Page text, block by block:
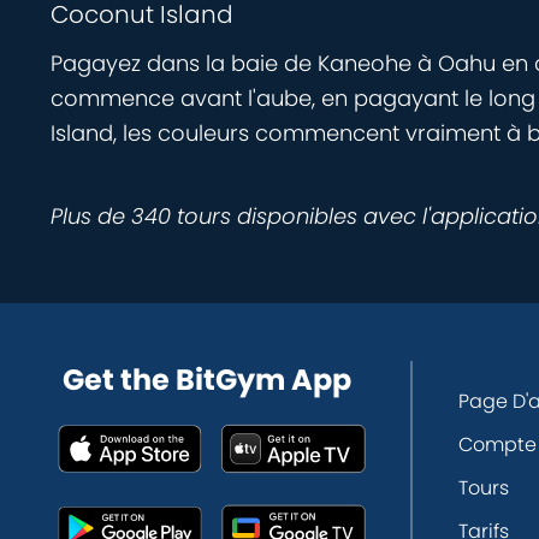
Coconut Island
Pagayez dans la baie de Kaneohe à Oahu
commence avant l'aube, en pagayant le
Island, les couleurs commencent vraiment à
Plus de 340 tours disponibles avec
Get the BitGym App
Page
Compte
Tours
Tarifs